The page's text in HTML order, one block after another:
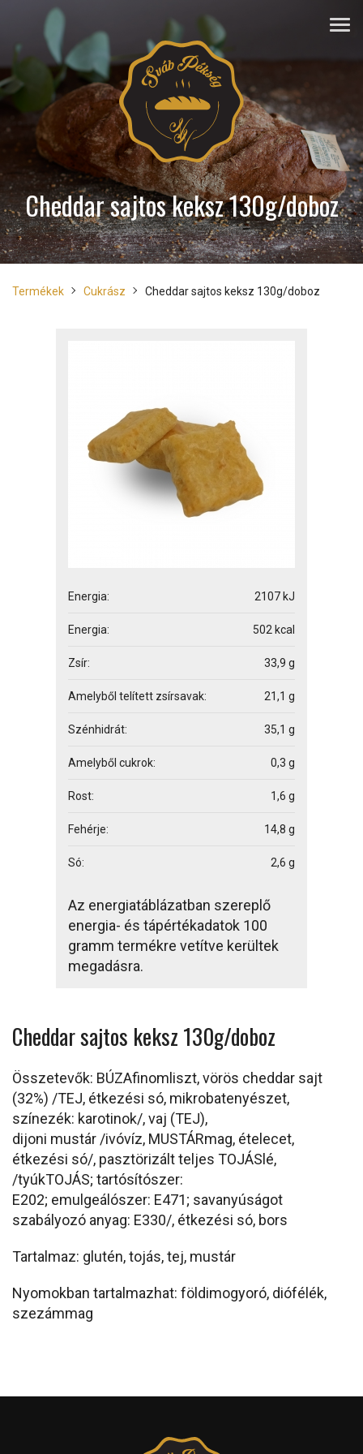
Cheddar sajtos keksz 130g/doboz
Termékek Cukrász Cheddar sajtos keksz 130g/doboz
Energia: 2107 kJ
Energia: 502 kcal
Zsír: 33,9 g
Amelyből telített zsírsavak: 21,1 g
Szénhidrát: 35,1 g
Amelyből cukrok: 0,3 g
Rost: 1,6 g
Fehérje: 14,8 g
Só: 2,6 g
Az energiatáblázatban szereplő
energia- és tápértékadatok 100
gramm termékre vetítve kerültek
megadásra.
Cheddar sajtos keksz 130g/doboz
Összetevők: BÚZAfinomliszt, vörös cheddar sajt
(32%) /TEJ, étkezési só, mikrobatenyészet,
színezék: karotinok/, vaj (TEJ),
dijoni mustár /ivóvíz, MUSTÁRmag, ételecet,
étkezési só/, pasztörizált teljes TOJÁSlé,
/tyúkTOJÁS; tartósítószer:
E202; emulgeálószer: E471; savanyúságot
szabályozó anyag: E330/, étkezési só, bors
Tartalmaz: glutén, tojás, tej, mustár
Nyomokban tartalmazhat: földimogyoró, diófélék,
szezámmag